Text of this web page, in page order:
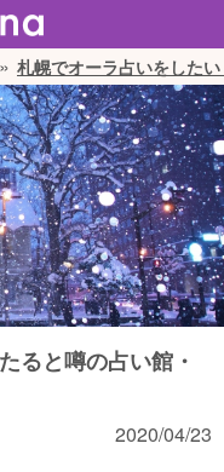
札幌でオーラ占いをした
ると噂の占い館・
2020/04/23